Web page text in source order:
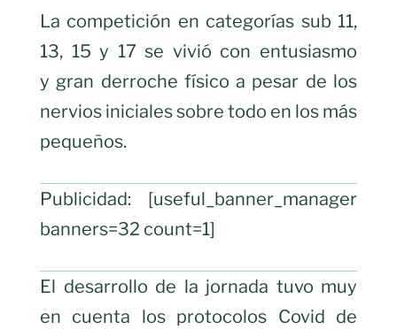
La competición en categorías sub 11,
13, 15 y 17 se vivió con entusiasmo
y gran derroche físico a pesar de los
nervios iniciales sobre todo en los más
pequeños.
Publicidad: [useful_banner_manager
banners=32 count=1]
El desarrollo de la jornada tuvo muy
en cuenta los protocolos Covid de